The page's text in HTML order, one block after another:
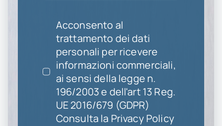
Acconsento al
trattamento dei dati
personali per ricevere
informazioni commerciali,
ai sensi della legge n.
196/2003 e dell'art 13 Reg.
UE 2016/679 (GDPR)
Consulta la Privacy Policy